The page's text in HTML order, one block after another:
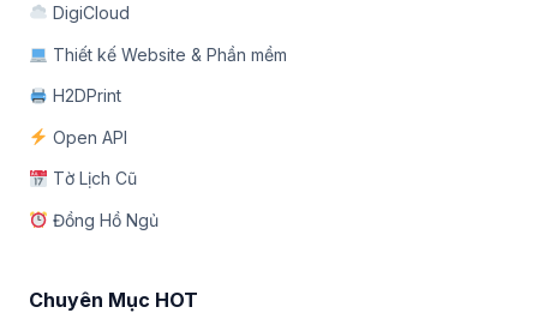
DigiCloud
Thiết kế Website & Phần mềm
H2DPrint
Open API
Tờ Lịch Cũ
Đồng Hồ Ngủ
Chuyên Mục HOT